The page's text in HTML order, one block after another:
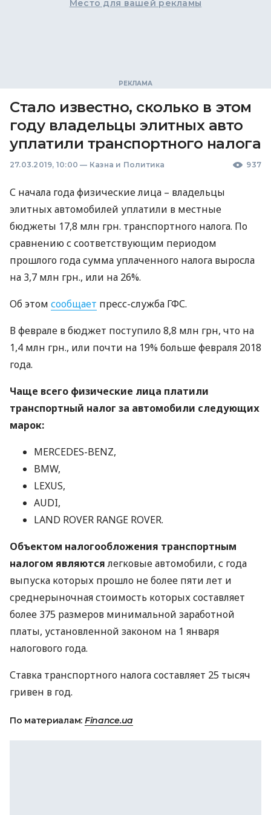
Место для вашей рекламы
Стало известно, сколько в этом
году владельцы элитных авто
уплатили транспортного налога
27.03.2019, 10:00 — Казна и Политика 937
С начала года физические лица – владельцы
элитных автомобилей уплатили в местные
бюджеты 17,8 млн грн. транспортного налога. По
сравнению с соответствующим периодом
прошлого года сумма уплаченного налога выросла
на 3,7 млн грн., или на 26%.
Об этом сообщает пресс-служба ГФС.
В феврале в бюджет поступило 8,8 млн грн, что на
1,4 млн грн., или почти на 19% больше февраля 2018
года.
Чаще всего физические лица платили
транспортный налог за автомобили следующих
марок:
MERCEDES-BENZ,
BMW,
LEXUS,
AUDI,
LAND ROVER RANGE ROVER.
Объектом налогообложения транспортным
налогом являютсялегковые автомобили, с года
выпуска которых прошло не более пяти лет и
среднерыночная стоимость которых составляет
более 375 размеров минимальной заработной
платы, установленной законом на 1 января
налогового года.
Ставка транспортного налога составляет 25 тысяч
гривен в год.
По материалам: Finance.ua